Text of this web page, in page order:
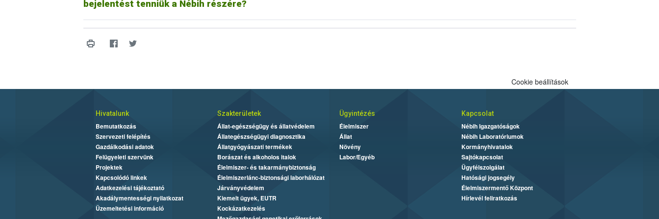
bejelentést tenniük a Nébih részére?
Cookie beállítások
Hivatalunk
Bemutatkozás
Szervezeti felépítés
Gazdálkodási adatok
Felügyeleti szervünk
Projektek
Kapcsolódó linkek
Adatkezelési tájékoztató
Akadálymentességi nyilatkozat
Üzemeltetési információ
Szakterületek
Állat-egészségügy és állatvédelem
Állategészségügyi diagnosztika
Állatgyógyászati termékek
Borászat és alkoholos italok
Élelmiszer- és takarmánybiztonság
Élelmiszerlánc-biztonsági laborhálózat
Járványvédelem
Kiemelt ügyek, EUTR
Kockázatkezelés
Ügyintézés
Élelmiszer
Állat
Növény
Labor/Egyéb
Kapcsolat
Nébih Igazgatóságok
Nébih Laboratóriumok
Kormányhivatalok
Sajtókapcsolat
Ügyfélszolgálat
Hatósági jogsegély
Élelmiszermentő Központ
Hírlevél feliratkozás